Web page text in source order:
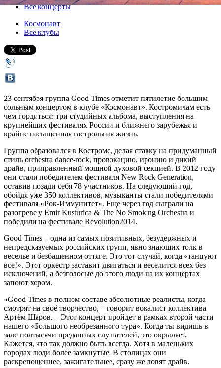
Все концерты
Космонавт
Все клубы
23 сентября группа Good Times отметит пятилетие большим
сольным концертом в клубе «Космонавт». Костромичам есть
чем гордиться: три студийных альбома, выступления на
крупнейших фестивалях России и ближнего зарубежья и
крайне насыщенная гастрольная жизнь.
Группа образовался в Костроме, делая ставку на придуманный
стиль orchestra dance-rock, провокацию, иронию и дикий
драйв, приправленный мощной духовой секцией. В 2012 году
они стали победителем фестиваля New Rock Generation,
оставив позади себя 78 участников. На следующий год,
обойдя уже 350 коллективов, музыканты стали победителями
фестиваля «Рок-Иммунитет». Еще через год сыграли на
разогреве у Emir Kusturica & The No Smoking Orchestra и
победили на фестивале Revolution2014.
Good Times – одна из самых позитивных, безудержных и
непредсказуемых российских групп, явно знающих толк в
веселье и безбашенном оттяге. Это тот случай, когда «танцуют
все!». Этот оркестр заставит двигаться и веселится всех без
исключений, а безголосые до этого люди на их концертах
запоют хором.
«Good Times в полном составе абсолютные реалисты, когда
смотрят на своё творчество, – говорит вокалист коллектива
Артём Шаров. – Этот концерт пройдет в рамках второй части
нашего «Большого необрезанного тура». Когда ты видишь в
зале полтысячи преданных слушателей, это окрыляет.
Кажется, что так должно быть всегда. Хотя в маленьких
городах люди более замкнутые. В столицах они
раскрепощеннее, зажигательнее, сразу же ловят драйв.